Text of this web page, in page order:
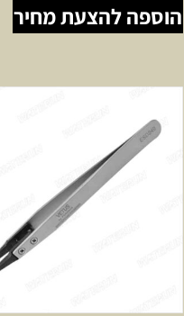
הוספה להצעת מחיר